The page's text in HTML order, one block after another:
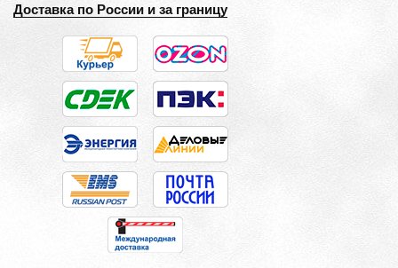
Доставка по России и за границу